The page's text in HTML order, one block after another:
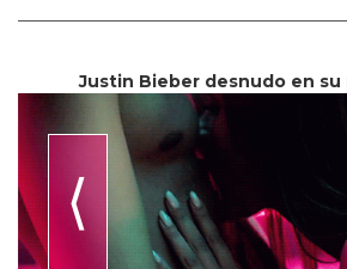
Justin Bieber desnudo en su
⟨